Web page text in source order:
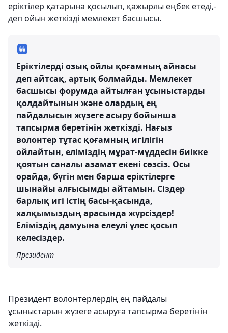
еріктілер қатарына қосылып, қажырлы еңбек етеді,-
деп ойын жеткізді мемлекет басшысы.
Еріктілерді озық ойлы қоғамның айнасы
деп айтсақ, артық болмайды. Мемлекет
басшысы форумда айтылған ұсыныстарды
қолдайтынын және олардың ең
пайдалысын жүзеге асыру бойынша
тапсырма беретінін жеткізді. Нағыз
волонтер тұтас қоғамның игілігін
ойлайтын, еліміздің мұрат-мүддесін биікке
қоятын саналы азамат екені сөзсіз. Осы
орайда, бүгін мен барша еріктілерге
шынайы алғысымды айтамын. Сіздер
барлық игі істің басы-қасында,
халқымыздың арасында жүрсіздер!
Еліміздің дамуына елеулі үлес қосып
келесіздер.
Президент
Президент волонтерлердің ең пайдалы
ұсыныстарын жүзеге асыруға тапсырма беретінін
жеткізді.